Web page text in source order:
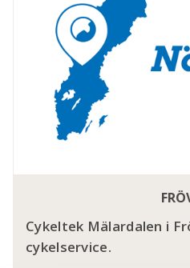
Cykeltek Mälardalen i
cykelservice.